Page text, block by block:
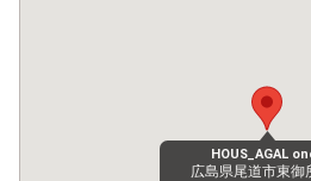
HOUS_AGAL
広島県尾道市東御